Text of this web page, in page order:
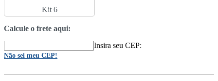
Kit 6
Calcule o frete aqui:
Insira seu CEP:
Não sei meu CEP!